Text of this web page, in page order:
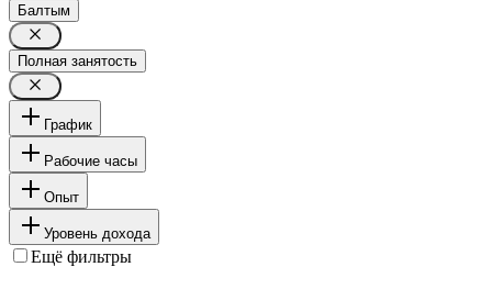
Балтым
Полная занятость
График
Рабочие часы
Опыт
Уровень дохода
Ещё фильтры